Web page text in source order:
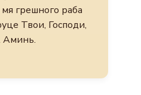
грешного раба
Твои, Господи,
Аминь.